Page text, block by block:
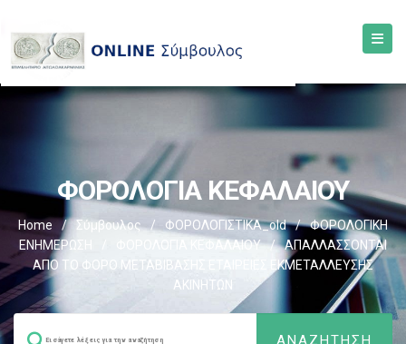
ΦΟΡΟΛΟΓΙΑ ΚΕΦΑΛΑΙΟΥ
Home / Σύμβουλος / ΦΟΡΟΛΟΓΙΣΤΙΚΑ_old /
ΦΟΡΟΛΟΓΙΚΗ
ΕΝΗΜΕΡΩΣΗ
ΦΟΡΟΛΟΓΙΑ ΚΕΦΑΛΑΙΟΥ /
ΑΠΑΛΛΑΣΣΟΝΤΑΙ
ΑΠΟ ΤΟ ΦΟΡΟ ΜΕΤΑΒΙΒΑΣΗΣ ΕΤΑΙΡΕΙΕΣ ΕΚΜΕΤΑΛΛΕΥΣΗΣ
ΑΚΙΝΗΤΩΝ